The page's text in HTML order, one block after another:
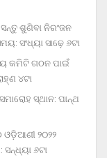
ଶୁଣିବା ନିରଂଜନ
ସଂଧ୍ୟା ସାଢ଼େ ୬ଟା
କମିଟି ଗଠନ ପାଇଁ
୪ଟା
ସ୍ଥାନ: ପାନ୍ଥ
୨୦୨୨
୬ଟା